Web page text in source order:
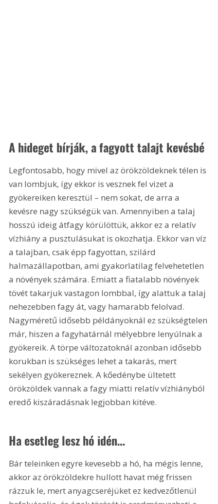
A hideget bírják, a fagyott talajt kevésbé
Legfontosabb, hogy mivel az örökzöldeknek télen is
van lombjuk, így ekkor is vesznek fel vizet a
gyökereiken keresztül – nem sokat, de arra a
kevésre nagy szükségük van. Amennyiben a talaj
hosszú ideig átfagy körülöttük, akkor ez a relatív
vízhiány a pusztulásukat is okozhatja. Ekkor van víz
a talajban, csak épp fagyottan, szilárd
halmazállapotban, ami gyakorlatilag felvehetetlen
a növények számára. Emiatt a fiatalabb növények
tövét takarjuk vastagon lombbal, így alattuk a talaj
nehezebben fagy át, vagy hamarabb felolvad.
Nagyméretű idősebb példányoknál ez szükségtelen
már, hiszen a fagyhatárnál mélyebbre lenyúlnak a
gyökereik. A törpe változatoknál azonban idősebb
korukban is szükséges lehet a takarás, mert
sekélyen gyökereznek. A kőedénybe ültetett
örökzöldek vannak a fagy miatti relatív vízhiányból
eredő kiszáradásnak legjobban kitéve.
Ha esetleg lesz hó idén…
Bár teleinken egyre kevesebb a hó, ha mégis lenne,
akkor az örökzöldekre hullott havat még frissen
rázzuk le, mert anyagcseréjüket ez kedvezőtlenül